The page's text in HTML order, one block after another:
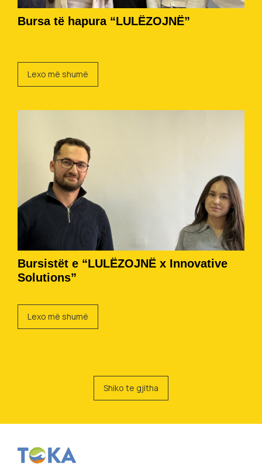
Bursa të hapura “LULËZOJNË”
Lexo më shumë
Bursistët e “LULËZOJNË x Innovative
Solutions”
Lexo më shumë
Shiko te gjitha